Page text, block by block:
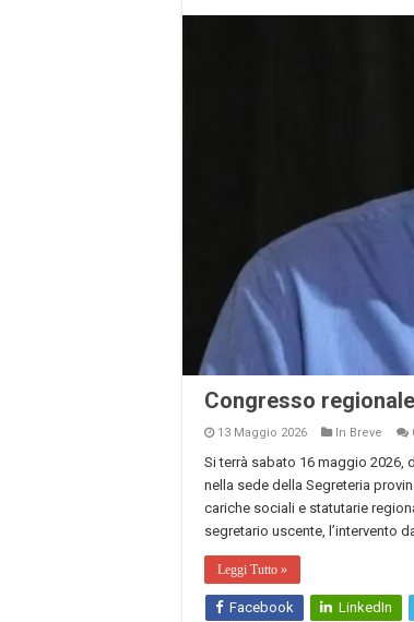
Congresso
13 Maggio 2026 In Breve
Si terrà sabato 16 maggio 2026,
nella sede della Segreteria
cariche sociali e statutarie
segretario uscente, l’intervento
Leggi Tutto »
Facebook LinkedIn